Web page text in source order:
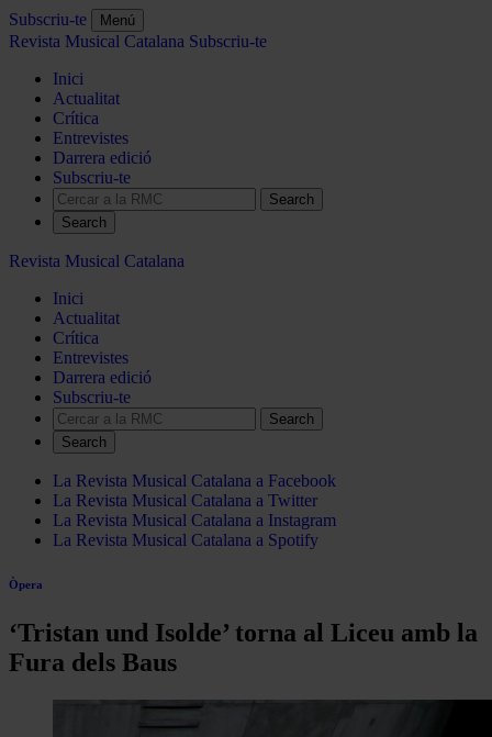
Subscriu-te Menú
Revista Musical Catalana Subscriu-te
Inici
Actualitat
Crítica
Entrevistes
Darrera edició
Subscriu-te
Search
Revista Musical Catalana
Inici
Actualitat
Crítica
Entrevistes
Darrera edició
Subscriu-te
Search
La Revista Musical Catalana a Facebook
La Revista Musical Catalana a Twitter
La Revista Musical Catalana a Instagram
La Revista Musical Catalana a Spotify
Òpera
‘Tristan und Isolde’ torna al Liceu amb la
Fura dels Baus